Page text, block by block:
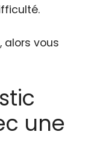
alors vous
une